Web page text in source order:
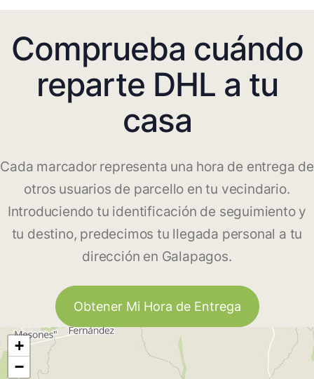
Comprueba cuándo
reparte DHL a tu
casa
Cada marcador representa una hora de entrega de
otros usuarios de parcello en tu vecindario.
Introduciendo tu identificación de seguimiento y
tu destino, predecimos tu llegada personal a tu
dirección en Galapagos.
Obtener Mi Hora de Entrega
+
−